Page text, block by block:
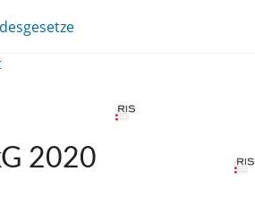
2020